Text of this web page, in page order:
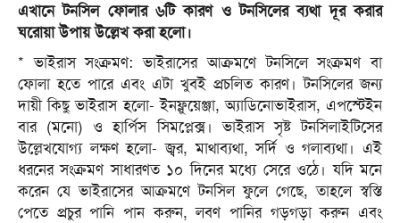
এখানে টনসিল ফোলার ৬টি কারণ ও টনসিলের ব্যথা দূর করার
ঘরোয়া উপায় উল্লেখ করা হলো।
* ভাইরাস সংক্রমণ: ভাইরাসের আক্রমণে টনসিলে সংক্রমণ বা
ফোলা হতে পারে এবং এটা খুবই প্রচলিত কারণ। টনসিলের জন্য
দায়ী কিছু ভাইরাস হলো- ইনফ্লুয়েঞ্জা, অ্যাডিনোভাইরাস, এপস্টেইন
বার (মনো) ও হার্পিস সিমপ্লেক্স। ভাইরাস সৃষ্ট টনসিলাইটিসের
উল্লেখযোগ্য লক্ষণ হলো- জ্বর, মাথাব্যথা, সর্দি ও গলাব্যথা। এই
ধরনের সংক্রমণ সাধারণত ১০ দিনের মধ্যে সেরে ওঠে। যদি মনে
করেন যে ভাইরাসের আক্রমণে টনসিল ফুলে গেছে, তাহলে স্বস্তি
পেতে প্রচুর পানি পান করুন, লবণ পানির গড়গড়া করুন এবং